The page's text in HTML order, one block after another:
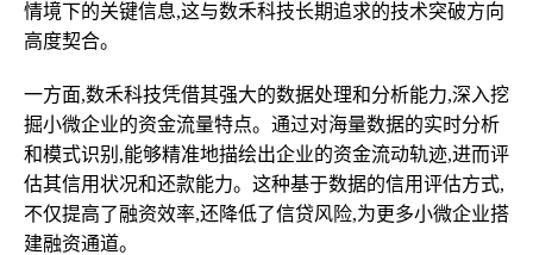
情境下的关键信息,这与数禾科技长期追求的技术突破方向
高度契合。
一方面,数禾科技凭借其强大的数据处理和分析能力,深入挖
掘小微企业的资金流量特点。通过对海量数据的实时分析
和模式识别,能够精准地描绘出企业的资金流动轨迹,进而评
估其信用状况和还款能力。这种基于数据的信用评估方式,
不仅提高了融资效率,还降低了信贷风险,为更多小微企业搭
建融资通道。